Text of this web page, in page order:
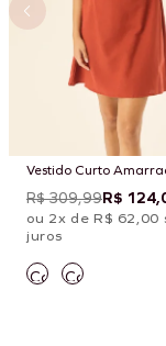
Vestido Curto
Costas Liso
R$ 309,99R$
ou 2x de R$ 62,00
juros